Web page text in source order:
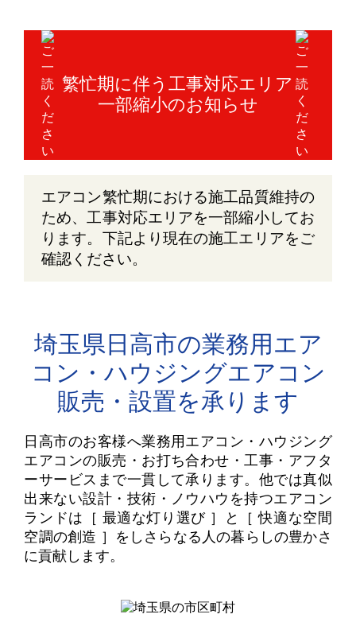
繁忙期に伴う工事対応エリア
一部縮小のお知らせ
エアコン繁忙期における施工品質維持の
ため、工事対応エリアを一部縮小してお
ります。下記より現在の施工エリアをご
確認ください。
埼玉県日高市の業務用エア
コン・ハウジングエアコン
販売・設置を承ります
日高市のお客様へ業務用エアコン・ハウジング
エアコンの販売・お打ち合わせ・工事・アフタ
ーサービスまで一貫して承ります。 他では真似
出来ない設計・技術・ノウハウを持つエアコン
ランドは ［ 最適な灯り選び ］と［ 快適な空間
空調の創造 ］をしさらなる人の暮らしの豊かさ
に貢献します。